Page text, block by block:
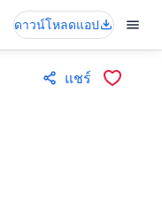
ดาวน์โหลดแอป
แชร์